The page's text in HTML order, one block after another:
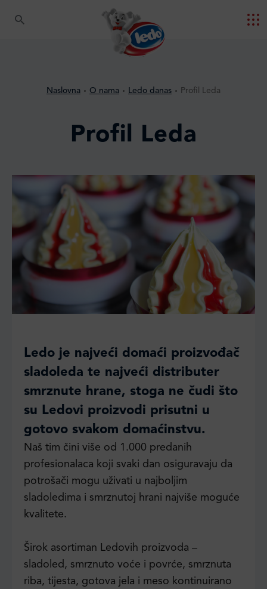
Naslovna O nama Ledo danas Profil Leda
Profil Leda
Ledo je najveći domaći proizvođač
sladoleda te najveći distributer
smrznute hrane, stoga ne čudi što
su Ledovi proizvodi prisutni u
gotovo svakom domaćinstvu.
Naš tim čini više od 1.000 predanih
profesionalaca koji svaki dan osiguravaju da
potrošači mogu uživati u najboljim
sladoledima i smrznutoj hrani najviše moguće
kvalitete.
Širok asortiman Ledovih proizvoda –
sladoled, smrznuto voće i povrće, smrznuta
riba, tijesta, gotova jela i meso kontinuirano